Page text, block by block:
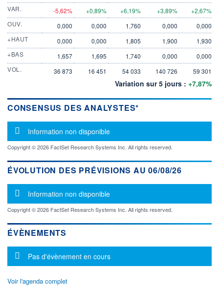
VAR.
-5,62% +0,89% +6,19% +3,89%
+2,67%
OUV.
0,000 0,000 1,760 0,000
0,000
+HAUT
0,000 0,000 1,805 1,900
1,930
+BAS
1,657 1,695 1,740 0,000
0,000
VOL.
36 873 16 451 54 033 140 726 59 301
Variation sur 5 jours : +7,87%
CONSENSUS DES ANALYSTES*
Message d'information
Information non disponible
Copyright © 2026 FactSet Research Systems Inc. All rights reserved.
ÉVOLUTION DES PRÉVISIONS AU 06/08/26
Message d'information
Information non disponible
Copyright © 2026 FactSet Research Systems Inc. All rights reserved.
ÉVÈNEMENTS
Message d'information
Pas d'évènement en cours
Voir l'agenda complet